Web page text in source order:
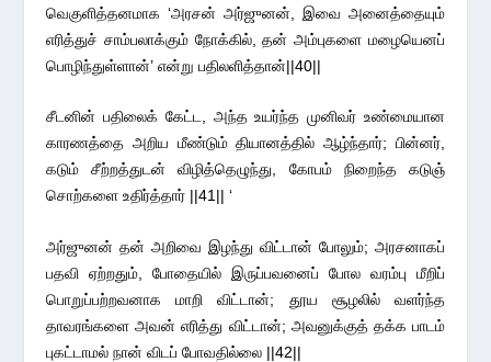
வெகுளித்தனமாக ‘அரசன் அர்ஜுனன், இவை அனைத்தையும்
எரித்துச் சாம்பலாக்கும் நோக்கில், தன் அம்புகளை மழையெனப்
பொழிந்துள்ளான்’ என்று பதிலளித்தான்||40||
சீடனின் பதிலைக் கேட்ட, அந்த உயர்ந்த முனிவர் உண்மையான
காரணத்தை அறிய மீண்டும் தியானத்தில் ஆழ்ந்தார்; பின்னர்,
கடும் சீற்றத்துடன் விழித்தெழுந்து, கோபம் நிறைந்த கடுஞ்
சொற்களை உதிர்த்தார் ||41|| ‘
அர்ஜுனன் தன் அறிவை இழந்து விட்டான் போலும்; அரசனாகப்
பதவி ஏற்றதும், போதையில் இருப்பவனைப் போல வரம்பு மீறிப்
பொறுப்பற்றவனாக மாறி விட்டான்; தூய சூழலில் வளர்ந்த
தாவரங்களை அவன் எரித்து விட்டான்; அவனுக்குத் தக்க பாடம்
புகட்டாமல் நான் விடப் போவதில்லை ||42||